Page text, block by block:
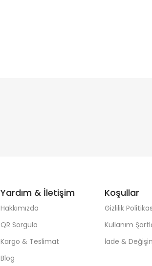
Yardım & İletişim
Hakkımızda
QR Sorgula
Kargo & Teslimat
Blog
Koşullar
Gizlilik
Kullanım
İade &